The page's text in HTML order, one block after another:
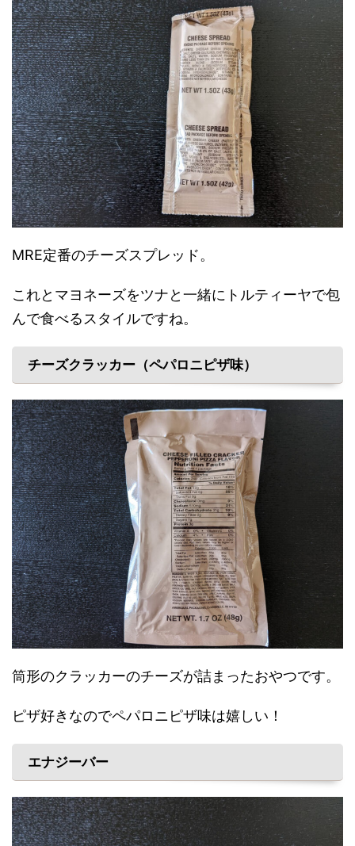
MRE定番のチーズスプレッド。
これとマヨネーズをツナと一緒にトルティーヤで包
んで食べるスタイルですね。
チーズクラッカー（ペパロニピザ味）
筒形のクラッカーのチーズが詰まったおやつです。
ピザ好きなのでペパロニピザ味は嬉しい！
エナジーバー